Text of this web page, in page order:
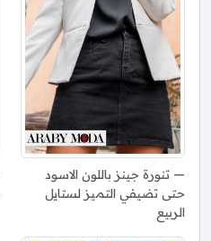
تنورة جينز باللون الاسود
حتى تضيفي التميز لستايل
الربيع